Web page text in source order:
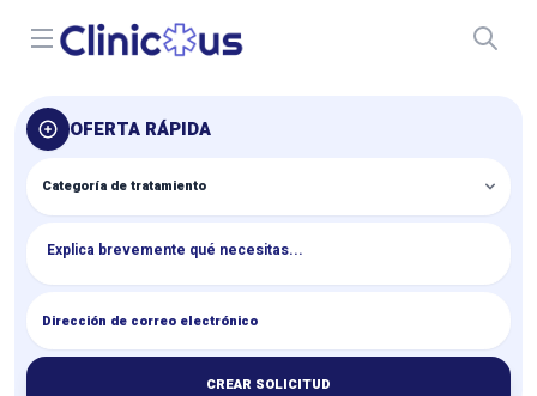
Open menu
OFERTA RÁPIDA
CREAR SOLICITUD